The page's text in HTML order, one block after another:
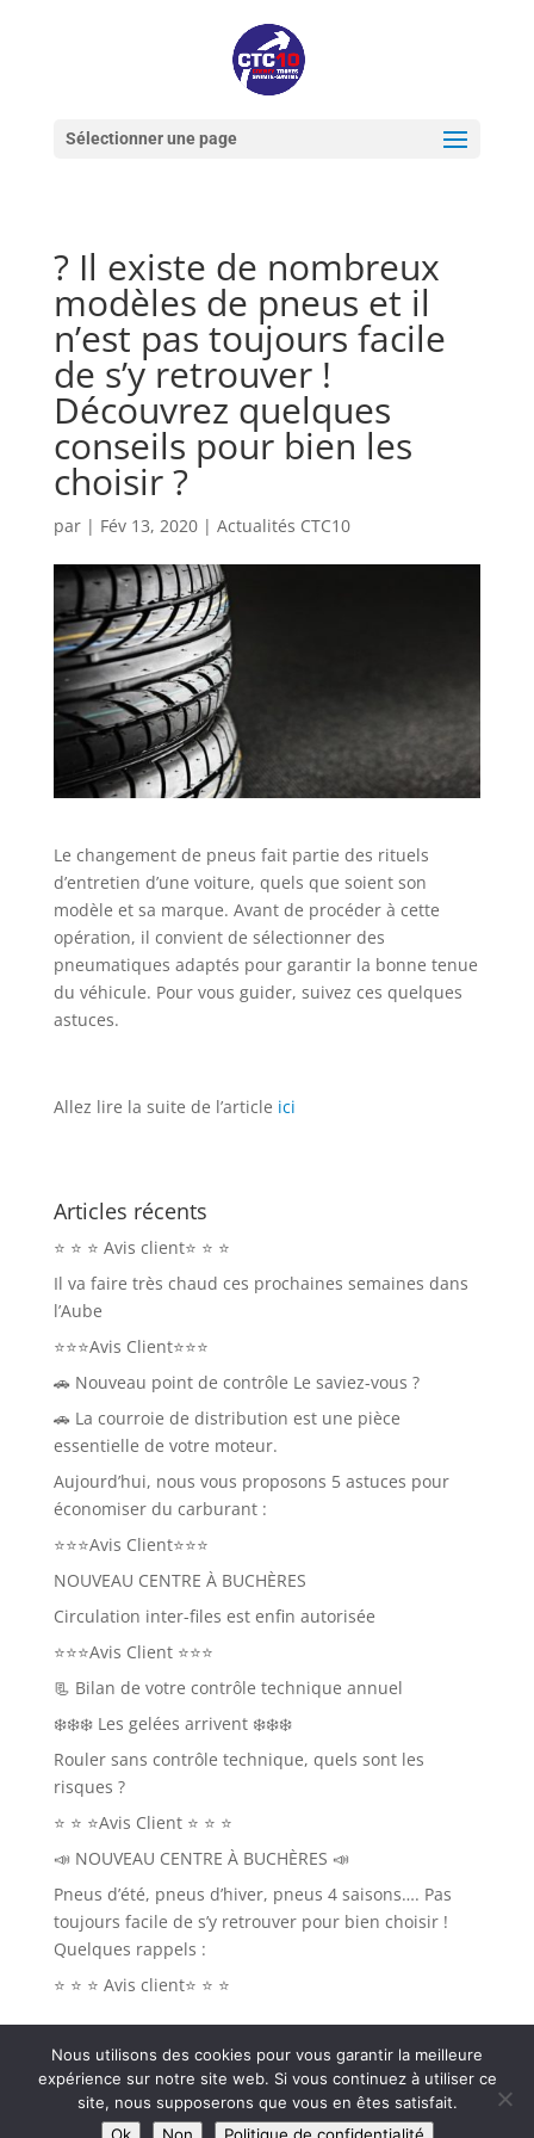
Sélectionner une page
? Il existe de nombreux
modèles de pneus et il
n’est pas toujours facile
de s’y retrouver !
Découvrez quelques
conseils pour bien les
choisir ?
par | Fév 13, 2020| Actualités CTC10
Le changement de pneus fait partie des rituels
d’entretien d’une voiture, quels que soient son
modèle et sa marque. Avant de procéder à cette
opération, il convient de sélectionner des
pneumatiques adaptés pour garantir la bonne tenue
du véhicule. Pour vous guider, suivez ces quelques
astuces.
Allez lire la suite de l’article ici
Articles récents
⭐ ⭐ ⭐ Avis client⭐ ⭐ ⭐
Il va faire très chaud ces prochaines semaines dans
l’Aube
⭐⭐⭐Avis Client⭐⭐⭐
🚗 Nouveau point de contrôle Le saviez-vous ?
🚗 La courroie de distribution est une pièce
essentielle de votre moteur.
Aujourd’hui, nous vous proposons 5 astuces pour
économiser du carburant :⁣
⭐⭐⭐Avis Client⭐⭐⭐
NOUVEAU CENTRE À BUCHÈRES
Circulation inter-files est enfin autorisée
⭐⭐⭐Avis Client ⭐⭐⭐
📃 Bilan de votre contrôle technique annuel
❄️❄️❄️ Les gelées arrivent ❄️❄️❄️
Rouler sans contrôle technique, quels sont les
risques ?
⭐ ⭐ ⭐Avis Client ⭐ ⭐ ⭐
📣 NOUVEAU CENTRE À BUCHÈRES 📣
Pneus d’été, pneus d’hiver, pneus 4 saisons…. Pas
toujours facile de s’y retrouver pour bien choisir !
Quelques rappels :
⭐ ⭐ ⭐ Avis client⭐ ⭐ ⭐
Nous utilisons des cookies pour vous garantir la meilleure
expérience sur notre site web. Si vous continuez à utiliser ce
site, nous supposerons que vous en êtes satisfait.